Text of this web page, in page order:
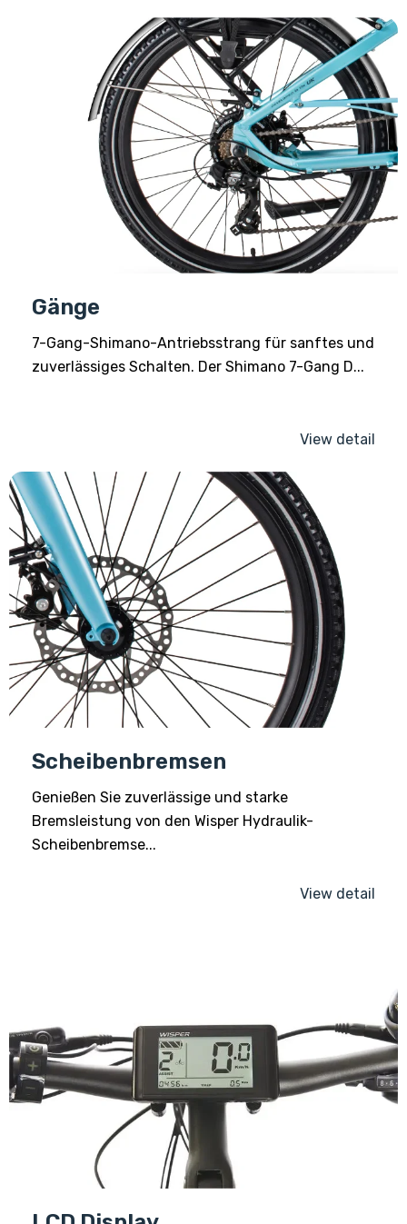
Gänge
7-Gang-Shimano-Antriebsstrang für sanftes und
zuverlässiges Schalten. Der Shimano 7-Gang D...
View detail
Scheibenbremsen
Genießen Sie zuverlässige und starke
Bremsleistung von den Wisper Hydraulik-
Scheibenbremse...
View detail